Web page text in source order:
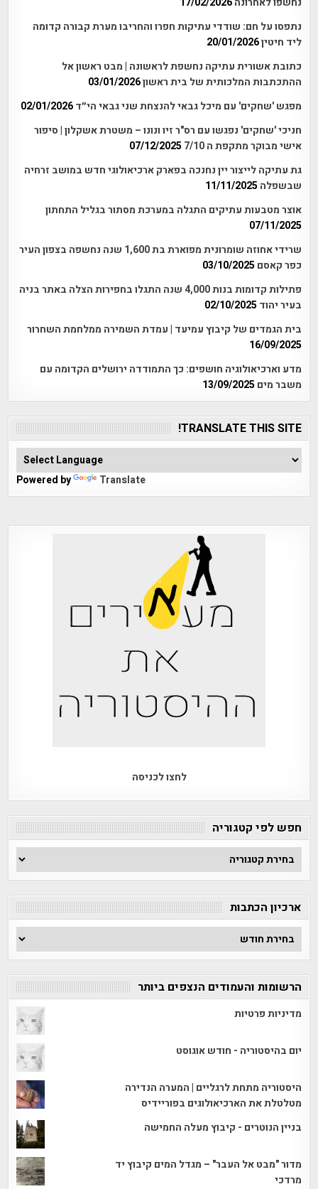
נתפסו על חם: שודדי עתיקות חפרו והחריבו מערת קבורה קדומה
ליד חיטין20/01/2026
כתובת אשורית עתיקה נחשפת לראשונה | מבט ראשון אל
ההתכתבות המלכותית של בית ראשון03/01/2026
מפגש 'שחקים' עם מיכל גבאי להנצחת שני גבאי הי״ד 02/01/2026
חניכי 'שחקים' נפגשו עם רס"ר זיו ונונו – משטרת אשקלון | סיפור
אישי מבוקר מתקפת ה 7/10
07/12/2025
גת עתיקה לייצור יין נחנכה בפארק ארכיאולוגי חדש במושב זרחיה
שבשפלה 11/11/2025
אוצר מטבעות עתיקים התגלה במערכת מסתור בגליל התחתון
07/11/2025
שרידי אחוזה שומרונית מפוארת בת 1,600 שנה נחשפה בצפון העיר
כפר קאסם 03/10/2025
פתילות קדומות בנות 4,000 שנה התגלו בחפירות הצלה באתר בניה
בעיר יהוד 02/10/2025
בית הגמדים של קיבוץ עמיעד | עמדת השמירה ממלחמת השחרור
16/09/2025
מדע וארכיאולוגיה חושפים: כך התמודדה ירושלים הקדומה עם
משבר מים 13/09/2025
TRANSLATE THIS SITE!
Powered by Translate
לחצו לכניסה
חפש לפי קטגוריה
חפש
לפי
קטגוריה
ארכיון הכתבות
ארכיון
הכתבות
הרשומות והעמודים הנצפים ביותר
מדיניות פרטיות
יום בהיסטוריה - חודש אוגוסט
היסטוריה מתחת לרגליים | המערה הנדירה
מטלטלת את הארכיאולוגים בפוריידיס
בניין הנוטרים - קיבוץ מעלה החמישה
מדור "מבט אל העבר" – מגדל המים קיבוץ יד
מרדכי